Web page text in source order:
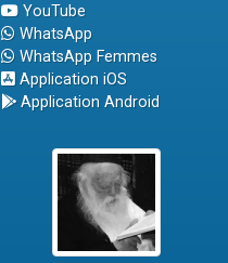
YouTube
WhatsApp
WhatsApp Femmes
Application iOS
Application Android